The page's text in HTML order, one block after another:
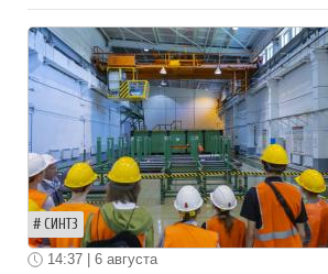
СИНТЗ
14:37 | 6 августа